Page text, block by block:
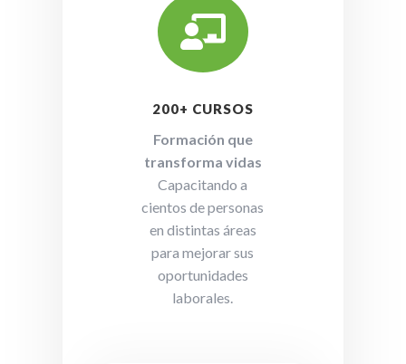

200+ CURSOS
Formación que
transforma vidas
Capacitando a
cientos de personas
en distintas áreas
para mejorar sus
oportunidades
laborales.